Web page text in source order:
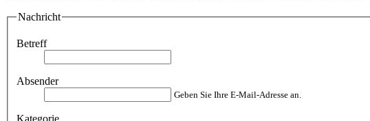
Nachricht
Betreff
Absender
Geben Sie Ihre E-Mail-Adresse an.